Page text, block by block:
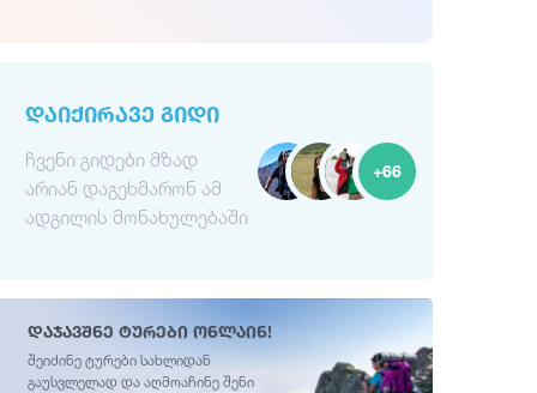
ᲓᲐᲘᲥᲘᲠᲐᲕᲔ ᲒᲘᲓᲘ
ჩვენი გიდები მზად
არიან დაგეხმარონ ამ
ადგილის მონახულებაში
+66
დაჯავშნე ტურები ონლაინ!
შეიძინე ტურები სახლიდან
გაუსვლელად და აღმოაჩინე შენი